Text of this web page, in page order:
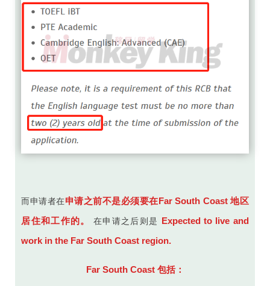
而申请者在申请之前不是必须要在Far South Coast 地区
居住和工作的。
在申请之后则是 Expected to live and
work in the Far South Coast region.
Far South Coast 包括：